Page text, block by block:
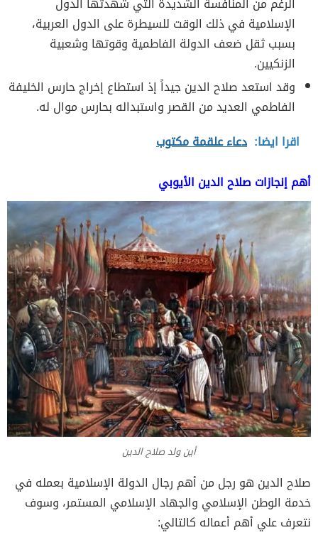
الإسلامية في ذلك الوقت للسيطرة على الدول العربية،
بسبب ثقل ضعف الدولة الفاطمية وقوتها وشعبية
الزنكيين.
وقد استعد صلاح الدين جيداً إذ استطاع إخراج حارس الخليفة
الفاطمي العديد من القصر واستبداله بحارس موال له.
اقرا ايضا: دعاء علقمة مكتوب
أهم إنجازات صلاح الدين الأيوبي
أين ولد صلاح الدين
صلاح الدين هو رجل من أهم رجال الدولة الإسلامية بعمله في
خدمة الوطن الإسلامي والجهاد الإسلامي المستمر، وسوف
نتعرف علي أهم أعماله كالتالي: